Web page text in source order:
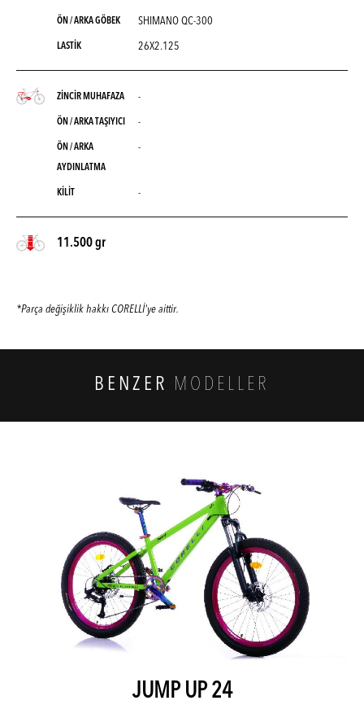
ÖN / ARKA GÖBEK SHIMANO QC-300
LASTİK 26X2.125
ZİNCİR MUHAFAZA -
ÖN / ARKA TAŞIYICI -
ÖN / ARKA
AYDINLATMA
-
KİLİT -
11.500 gr
*Parça değişiklik hakkı CORELLİ'ye aittir.
BENZER MODELLER
JUMP UP 24